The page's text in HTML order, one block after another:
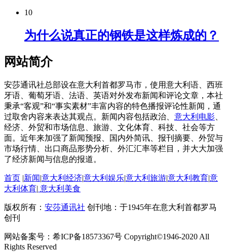
10
为什么说真正的钢铁是这样炼成的？
网站简介
安莎通讯社总部设在意大利首都罗马市，使用意大利语、西班
牙语、葡萄牙语、法语、英语对外发布新闻和评论文章，本社
秉承“客观”和“事实素材”丰富内容的特色播报评论性新闻，通
过取舍内容来表达其观点。新闻内容包括政治、 意大利电影
经济、外贸和市场信息、旅游、文化体育、科技、社会等方
面。近年来加强了新闻预报、国内外简讯、报刊摘要、外贸与
市场行情、出口商品形势分析、外汇汇率等栏目，并大大加强
了经济新闻与信息的报道。
首页 |新闻|意大利经济|意大利娱乐|意大利旅游|意大利教育|意
大利体育| 意大利美食
版权所有： 安莎通讯社 创刊地：于1945年在意大利首都罗马
创刊
网站备案号：希ICP备18573367号 Copyright©1946-2020 All
Rights Reserved